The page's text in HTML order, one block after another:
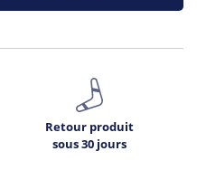
Retour produit
sous 30 jours